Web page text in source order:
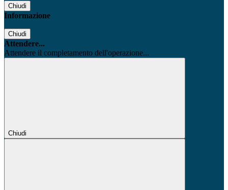
Chiudi
Informazione
Chiudi
Attendere...
Attendere il completamento dell'operazione...
Chiudi